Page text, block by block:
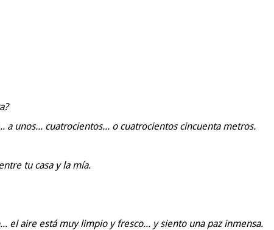
a unos... cuatrocientos... o cuatrocientos cincuenta metros.
tu casa y la mía.
el aire está muy limpio y fresco... y siento una paz inmensa.